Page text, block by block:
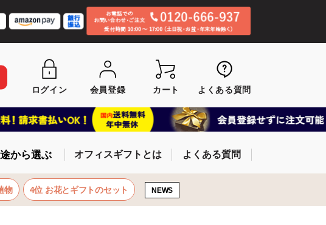
ログイン 会員登録 カート よくある質問
から選ぶ オフィスギフトとは よくある質問
物 4位 お花とギフトのセット NEWS